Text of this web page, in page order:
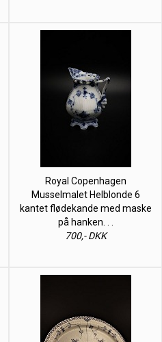
Royal Copenhagen
Musselmalet Helblonde 6
kantet flødekande med maske
på hanken. . .
700,- DKK